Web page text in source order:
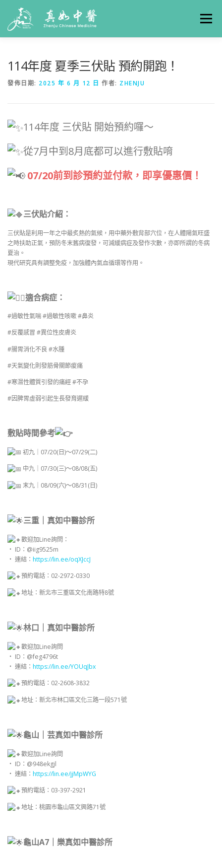
選單
114年度 夏季三伏貼 預約開跑！
發佈日期: 2025 年 6 月 12 日 作者: ZHENJU
114年度 三伏貼 開始預約囉～
從7月中到8月底都可以進行敷貼唷
07/20前到診預約並付款，即享優惠價！
三伏貼介紹：
三伏貼是利用一年之中最炙熱的氣候，用中藥外敷背部穴位，在人體陽氣旺盛
之時扶助正氣，預防冬末舊病復發，可減緩病症及發作次數，亦即所謂的冬病
夏治。
現代研究具有調整免疫，加強體內氣血循環等作用。
適合病症：
#過敏性氣喘 #過敏性咳嗽 #鼻炎
#反覆感冒 #異位性皮膚炎
#腸胃消化不良 #水腫
#天氣變化則發筋骨關節痠痛
#寒濕性體質引發的痛經 #不孕
#因脾胃虛弱引起生長發育遲緩
敷貼時間參考
初九｜07/20(日)～07/29(二)
中九｜07/30(三)～08/08(五)
末九｜08/09(六)～08/31(日)
三重｜真如中醫診所
歡迎加Line詢問：
・ ID：@iig9525m
・ 連結： https://lin.ee/oqXJccJ
預約電話：02-2972-0330
地址：新北市三重區文化南路特8號
林口｜真如中醫診所
歡迎加Line詢問
・ ID：@feg4796t
・ 連結： https://lin.ee/YOUqJbx
預約電話：02-2608-3832
地址：新北市林口區文化三路一段571號
龜山｜芸真如中醫診所
歡迎加Line詢問
・ ID：@948ekgjl
・ 連結： https://lin.ee/jjMpWYG
預約電話：03-397-2921
地址：桃園市龜山區文興路71號
龜山A7｜樂真如中醫診所